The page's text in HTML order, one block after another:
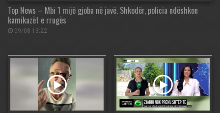
Top News – Mbi 1 mijë gjoba në javë. Shkodër, policia ndëshkon
kamikazët e rrugës
09/08 13:22